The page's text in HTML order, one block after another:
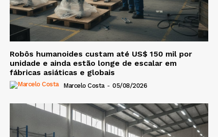
Robôs humanoides custam até US$ 150 mil por
unidade e ainda estão longe de escalar em
fábricas asiáticas e globais
Marcelo Costa - 05/08/2026